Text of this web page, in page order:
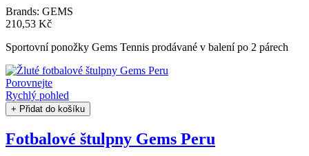
Brands: GEMS
210,53 Kč
Sportovní ponožky Gems Tennis prodávané v balení po 2 párech
Porovnejte
Rychlý pohled
+ Přidat do košíku
Fotbalové štulpny Gems Peru